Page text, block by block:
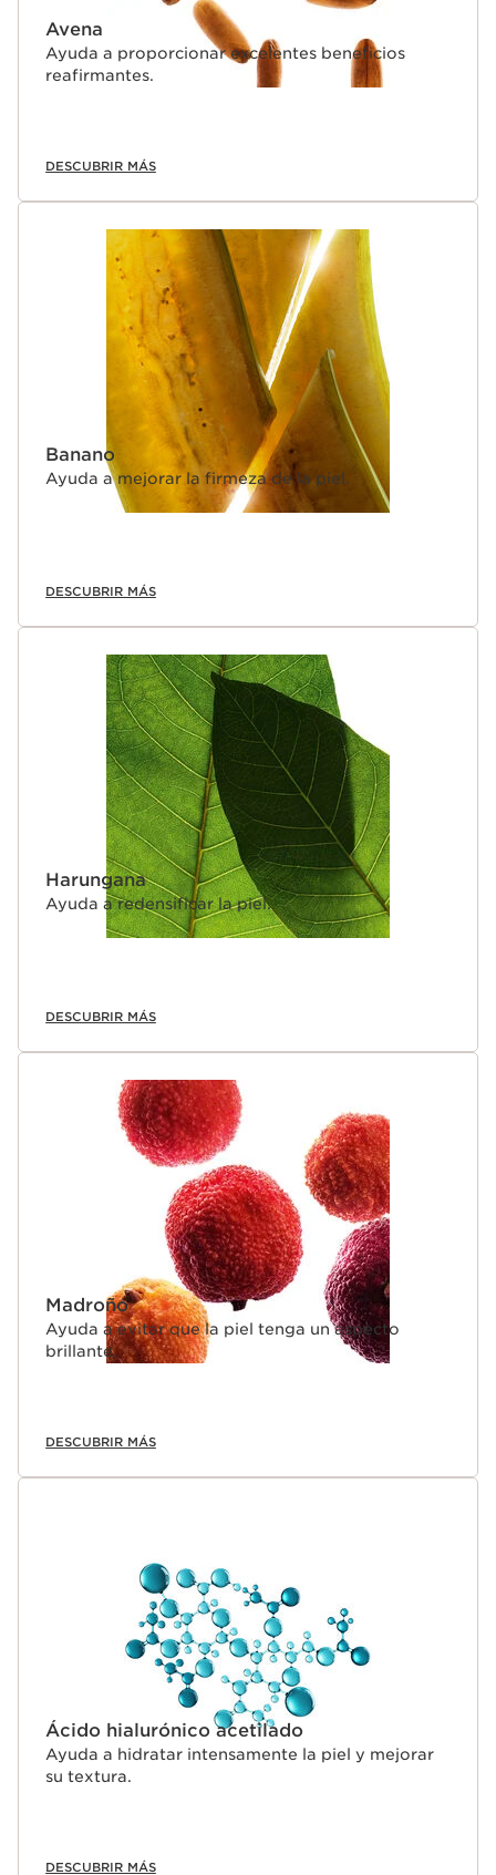
Avena
Ayuda a proporcionar excelentes beneficios
reafirmantes.
DESCUBRIR MÁS
Banano
Ayuda a mejorar la firmeza de la piel.
DESCUBRIR MÁS
Harungana
Ayuda a redensificar la piel.
DESCUBRIR MÁS
Madroño
Ayuda a evitar que la piel tenga un aspecto
brillante.
DESCUBRIR MÁS
Ácido hialurónico acetilado
Ayuda a hidratar intensamente la piel y mejorar
su textura.
DESCUBRIR MÁS